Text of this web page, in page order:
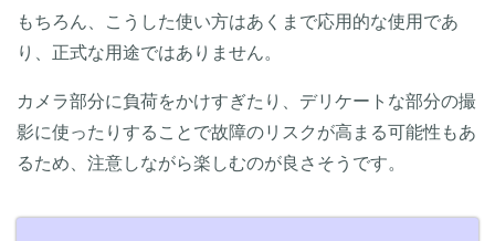
もちろん、こうした使い方はあくまで応用的な使用であ
り、正式な用途ではありません。
カメラ部分に負荷をかけすぎたり、デリケートな部分の撮
影に使ったりすることで故障のリスクが高まる可能性もあ
るため、注意しながら楽しむのが良さそうです。